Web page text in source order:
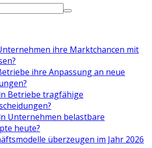
ihre Marktchancen mit
ihre Anpassung an neue
Betriebe tragfähige
Unternehmen belastbare
heute?
überzeugen im Jahr 2026